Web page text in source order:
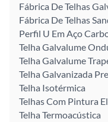
Fábrica De Telhas
Fábrica De Telhas
Perfil U Em Aço
Telha Galvalume
Telha Galvalume
Telha Galvanizada
Telha Isotérmica
Telhas Com Pintura
Telha Termoacústica